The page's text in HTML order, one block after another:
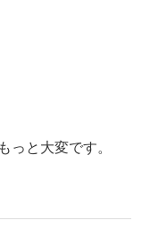
と大変です。